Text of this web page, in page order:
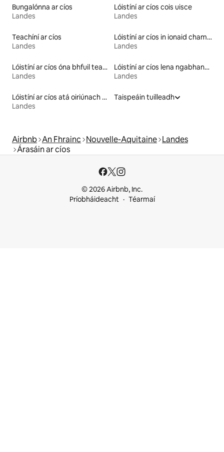
Bungalónna ar cíos
Landes
Lóistíní ar cíos cois uisce
Landes
Teachíní ar cíos
Landes
Lóistíní ar cíos in ionaid champála
Landes
Lóistíní ar cíos óna bhfuil teacht ar loch
Landes
Lóistíní ar cíos lena ngabhann bricfeasta
Landes
Lóistíní ar cíos atá oiriúnach do theaghlaigh
Landes
Taispeáin tuilleadh
Airbnb An Fhrainc Nouvelle-Aquitaine Landes
Árasáin ar cíos
© 2026 Airbnb, Inc.
Príobháideacht
Téarmaí